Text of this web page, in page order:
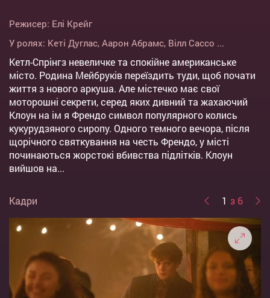
Режисер: Елі Крейг
У ролях: Кеті Дуглас, Аарон Абрамс, Вілл Сассо ...
Кетл-Спрінгз невеличке та спокійне американське
місто. Родина Мейбруків переїздить туди, щоб почати
життя з нового аркуша. Але містечко має свої
моторошні секрети, серед яких дивний та жахаючий
Клоун на ім я Френдо символ популярного колись
кукурудзяного сиропу. Одного темного вечора, після
щорічного святкування на честь Френдо, у місті
починаються жорстокі вбивства підлітків. Клоун
вийшов на...
Кадри 1 з 6